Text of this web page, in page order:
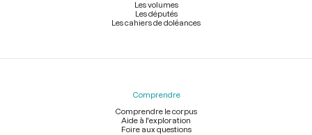
Les volumes
Les députés
Les cahiers de doléances
Comprendre
Comprendre le corpus
Aide à l'exploration
Foire aux questions